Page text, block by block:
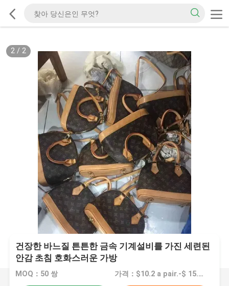
2/ 2
건장한 바느질 튼튼한 금속 기계설비를 가진 세련된
안감 초침 호화스러운 가방
MOQ：50 쌍 가격：$10.2 a pair.-$ 15.8 a pair